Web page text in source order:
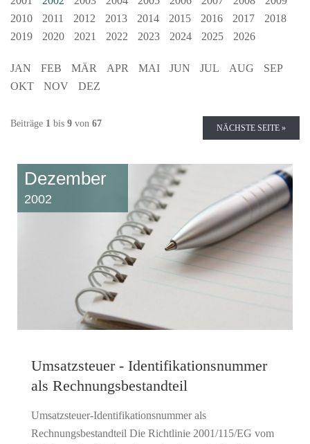
2010
2011 2012 2013 2014 2015 2016 2017
2018
2019
2020 2021 2022 2023 2024 2025 2026
JAN FEB MÄR APR MAI JUN JUL AUG
SEP
OKT
NOV DEZ
Beiträge 1 bis 9 von 67 NÄCHSTE SEITE »
Dezember
2002
Umsatzsteuer - Identifikationsnummer
als Rechnungsbestandteil
Umsatzsteuer-Identifikationsnummer als
Rechnungsbestandteil Die Richtlinie 2001/115/EG vom